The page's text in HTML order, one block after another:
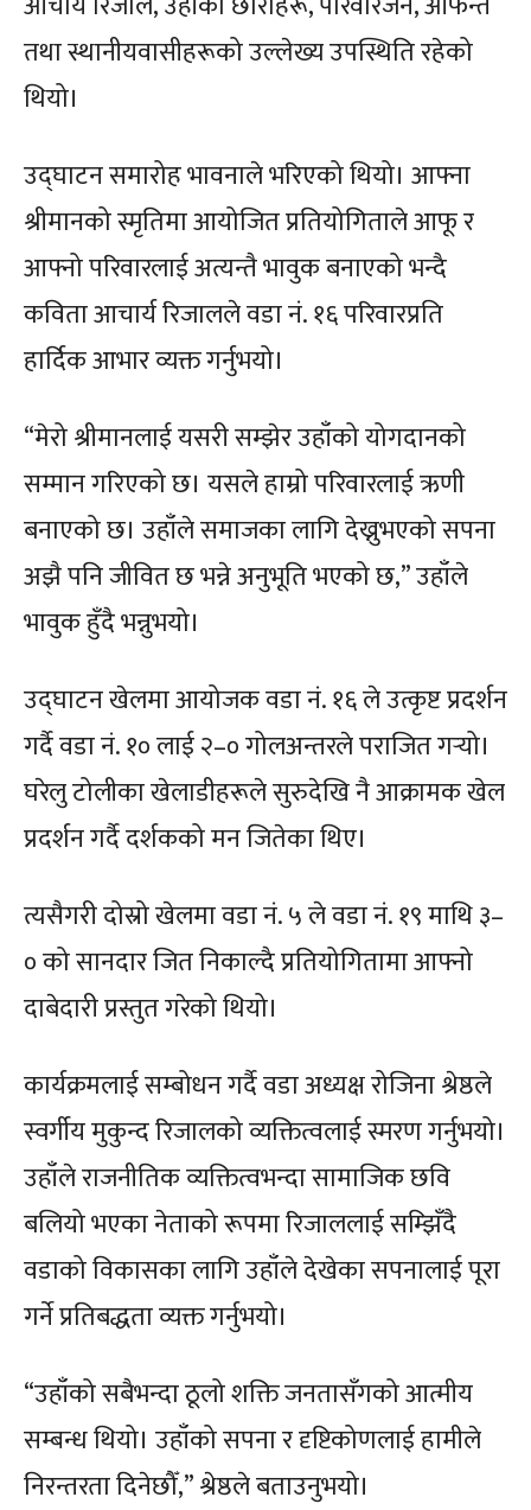
तथा स्थानीयवासीहरूको उल्लेख्य उपस्थिति रहेको
थियो।
उद्घाटन समारोह भावनाले भरिएको थियो। आफ्ना
श्रीमानको स्मृतिमा आयोजित प्रतियोगिताले आफू र
आफ्नो परिवारलाई अत्यन्तै भावुक बनाएको भन्दै
कविता आचार्य रिजालले वडा नं. १६ परिवारप्रति
हार्दिक आभार व्यक्त गर्नुभयो।
“मेरो श्रीमानलाई यसरी सम्झेर उहाँको योगदानको
सम्मान गरिएको छ। यसले हाम्रो परिवारलाई ऋणी
बनाएको छ। उहाँले समाजका लागि देख्नुभएको सपना
अझै पनि जीवित छ भन्ने अनुभूति भएको छ,” उहाँले
भावुक हुँदै भन्नुभयो।
उद्घाटन खेलमा आयोजक वडा नं. १६ ले उत्कृष्ट प्रदर्शन
गर्दै वडा नं. १० लाई २–० गोलअन्तरले पराजित गर्‍यो।
घरेलु टोलीका खेलाडीहरूले सुरुदेखि नै आक्रामक खेल
प्रदर्शन गर्दै दर्शकको मन जितेका थिए।
त्यसैगरी दोस्रो खेलमा वडा नं. ५ ले वडा नं. १९ माथि ३–
० को सानदार जित निकाल्दै प्रतियोगितामा आफ्नो
दाबेदारी प्रस्तुत गरेको थियो।
कार्यक्रमलाई सम्बोधन गर्दै वडा अध्यक्ष रोजिना श्रेष्ठले
स्वर्गीय मुकुन्द रिजालको व्यक्तित्वलाई स्मरण गर्नुभयो।
उहाँले राजनीतिक व्यक्तित्वभन्दा सामाजिक छवि
बलियो भएका नेताको रूपमा रिजाललाई सम्झिँदै
वडाको विकासका लागि उहाँले देखेका सपनालाई पूरा
गर्ने प्रतिबद्धता व्यक्त गर्नुभयो।
“उहाँको सबैभन्दा ठूलो शक्ति जनतासँगको आत्मीय
सम्बन्ध थियो। उहाँको सपना र दृष्टिकोणलाई हामीले
निरन्तरता दिनेछौँ,” श्रेष्ठले बताउनुभयो।